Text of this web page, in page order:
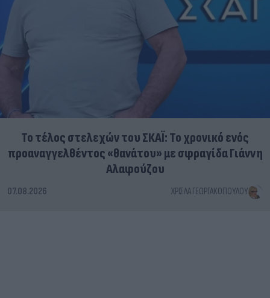
Το τέλος στελεχών του ΣΚΑΪ: Το χρονικό ενός
προαναγγελθέντος «θανάτου» με σφραγίδα Γιάννη
Αλαφούζου
07.08.2026 ΧΡΊΣΛΑ ΓΕΩΡΓΑΚΟΠΟΎΛΟΥ